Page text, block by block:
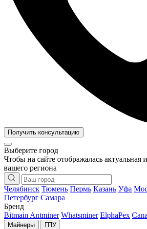
Получить консультацию
Выберите город
Чтобы на сайте отображалась актуальная
вашего региона
Челябинск Тюмень Пермь Казань Уфа
Петербург Самара
Бренд
Bitmain Antminer Whatsminer ElphaPex
Майнеры ГПУ